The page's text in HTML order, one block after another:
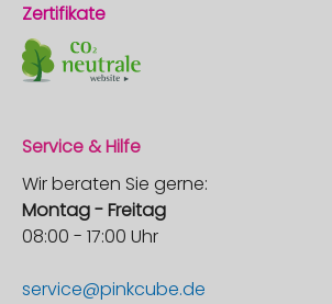
Zertifikate
Service & Hilfe
Wir beraten Sie gerne:
Montag - Freitag
08:00 - 17:00 Uhr
service@pinkcube.de